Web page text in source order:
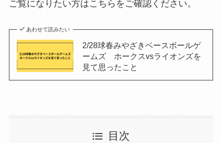
ご覧になりたい方はこちらをご確認ください。
あわせて読みたい
2/28球春みやざきベースボールゲ
ームズ ホークスvsライオンズを
見て思ったこと
目次